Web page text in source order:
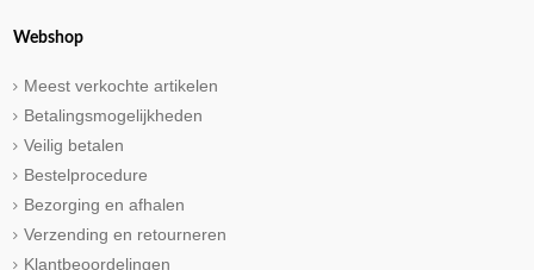
Webshop
Meest verkochte artikelen
Betalingsmogelijkheden
Veilig betalen
Bestelprocedure
Bezorging en afhalen
Verzending en retourneren
Klantbeoordelingen